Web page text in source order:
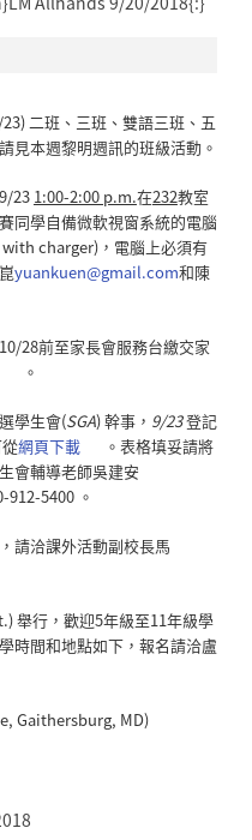
二班、三班、雙語三班、五
見本週黎明週訊的班級活動。
23 1:00-2:00 p.m.在232教室
同學自備微軟視窗系統的電腦
charger)，電腦上必須有
yuankuen@gmail.com和陳
28前至家長會服務台繳交家
。
學生會(SGA) 幹事， 9/23登記
網頁下載
。表格填妥請將
會輔導老師吳建安
912-5400 。
請洽課外活動副校長馬
舉行，歡迎5年級至11年級學
時間和地點如下，報名請洽盧
Gaithersburg, MD)